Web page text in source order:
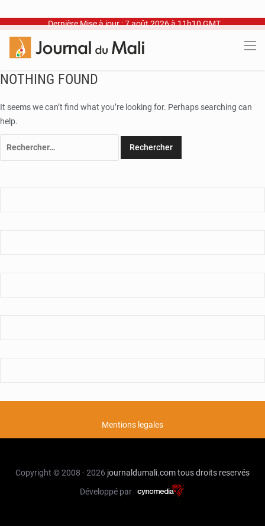
Dernière Mise à jour : 7 août 2026 à 11h10 GMT
NOTHING FOUND
It seems we can’t find what you’re looking for. Perhaps searching can
help.
Mentions legales
Copyright © 2008 - 2026 journaldumali.comtous droits reservés
Développé par